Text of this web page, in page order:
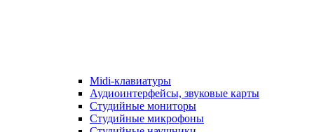
Midi-клавиатуры
Аудиоинтерфейсы, звуковые карты
Студийные мониторы
Студийные микрофоны